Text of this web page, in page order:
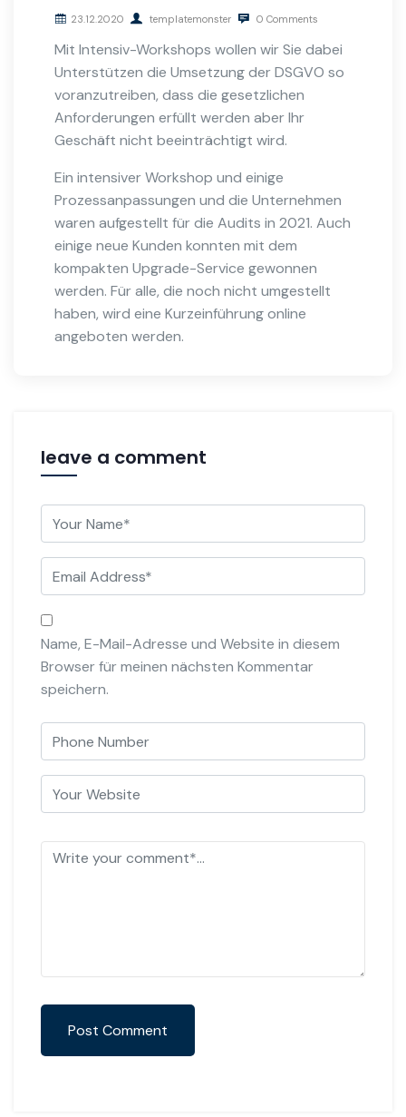
23.12.2020 templatemonster 0 Comments
Mit Intensiv-Workshops wollen wir Sie dabei
Unterstützen die Umsetzung der DSGVO so
voranzutreiben, dass die gesetzlichen
Anforderungen erfüllt werden aber Ihr
Geschäft nicht beeinträchtigt wird.
Ein intensiver Workshop und einige
Prozessanpassungen und die Unternehmen
waren aufgestellt für die Audits in 2021. Auch
einige neue Kunden konnten mit dem
kompakten Upgrade-Service gewonnen
werden. Für alle, die noch nicht umgestellt
haben, wird eine Kurzeinführung online
angeboten werden.
leave a comment
Name, E-Mail-Adresse und Website in diesem
Browser für meinen nächsten Kommentar
speichern.
Post Comment